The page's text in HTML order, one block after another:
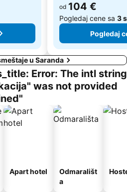
od 104 €
Pogledaj cene sa 3
Pogledaj
u Saranda
Error: The intl string
was not provided
Apart hotel
Odmarališt
a